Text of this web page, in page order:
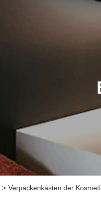
> Verpackenkästen der